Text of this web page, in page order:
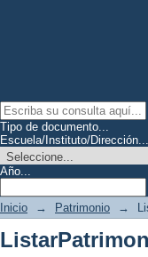
Tipo de documento...
Escuela/Instituto/Dirección...
Año...
Inicio → Patrimonio →